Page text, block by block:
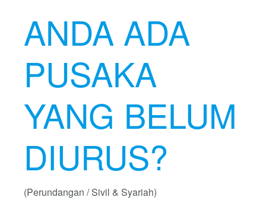
ANDA ADA
PUSAKA
YANG BELUM
DIURUS?
(Perundangan / Sivil & Syariah)